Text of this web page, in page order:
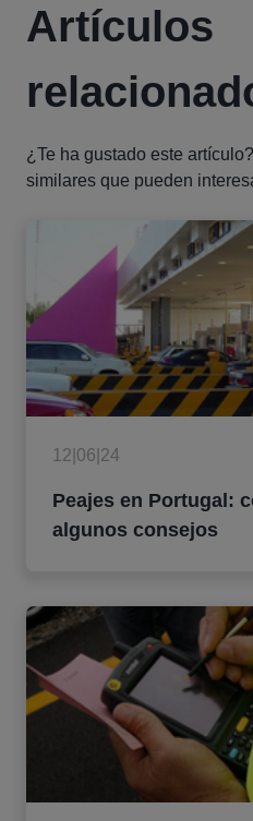
Artículos
¿Te ha gustado este
similares que pueden
12|06|24
Peajes en Portugal:
algunos consejos